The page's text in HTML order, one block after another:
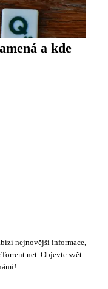
a kde
nejnovější informace,
Objevte svět